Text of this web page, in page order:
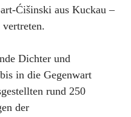
Ćišinski aus Kuckau –
Dichter und
in die Gegenwart
rund 250
der